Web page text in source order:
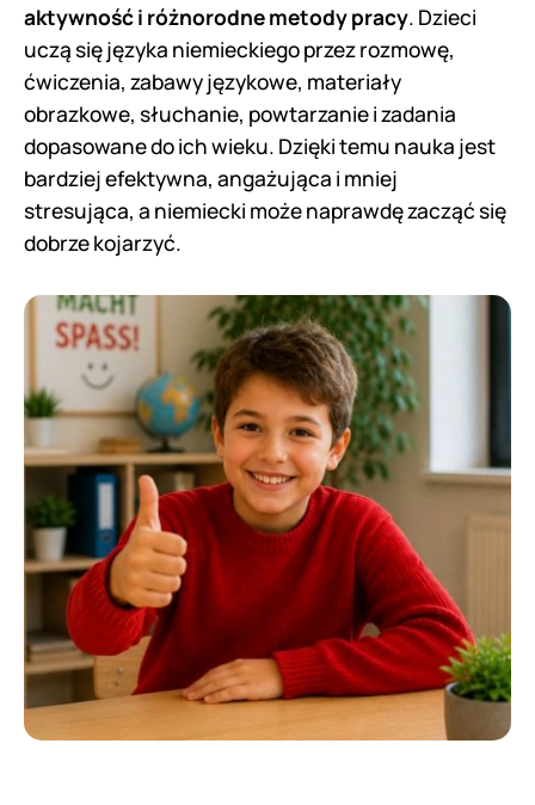
aktywność i różnorodne metody pracy. Dzieci
uczą się języka niemieckiego przez rozmowę,
ćwiczenia, zabawy językowe, materiały
obrazkowe, słuchanie, powtarzanie i zadania
dopasowane do ich wieku. Dzięki temu nauka jest
bardziej efektywna, angażująca i mniej
stresująca, a niemiecki może naprawdę zacząć się
dobrze kojarzyć.